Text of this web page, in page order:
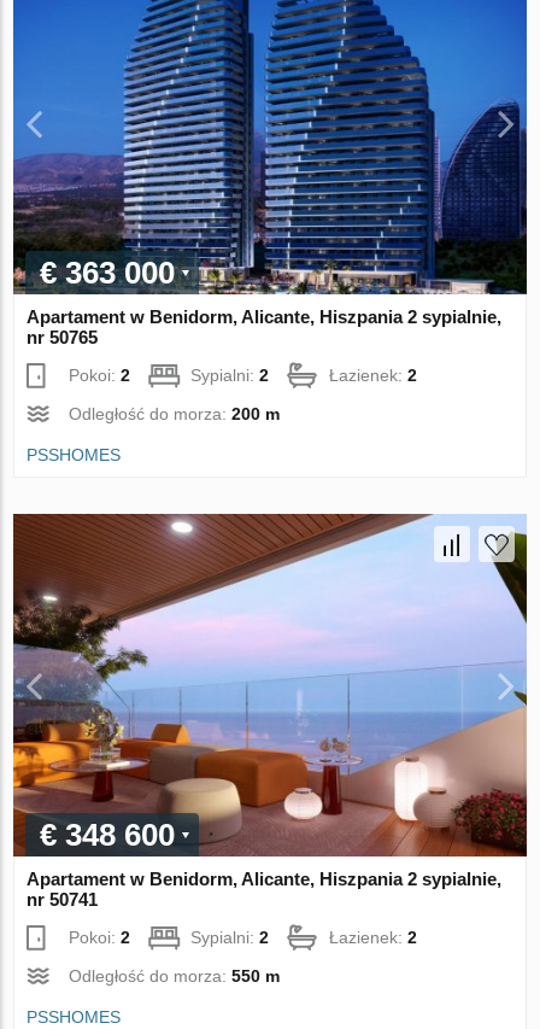
€ 363 000
Apartament w Benidorm, Alicante, Hiszpania 2 sypialnie,
nr 50765
Pokoi:2 Sypialni:2 Łazienek:2
Odległość do morza:200 m
PSSHOMES
€ 348 600
Apartament w Benidorm, Alicante, Hiszpania 2 sypialnie,
nr 50741
Pokoi:2 Sypialni:2 Łazienek:2
Odległość do morza:550 m
PSSHOMES